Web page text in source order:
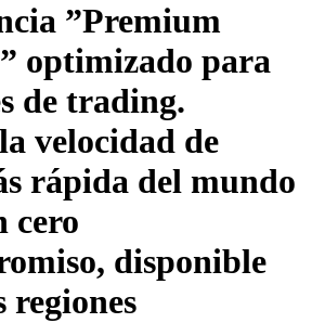
”Premium
optimizado para
de trading.
velocidad de
rápida del mundo
cero
disponible
regiones